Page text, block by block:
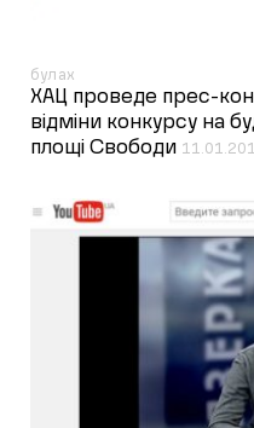
булах
ХАЦ проведе прес-
відміни конкурсу на
площі Свободи